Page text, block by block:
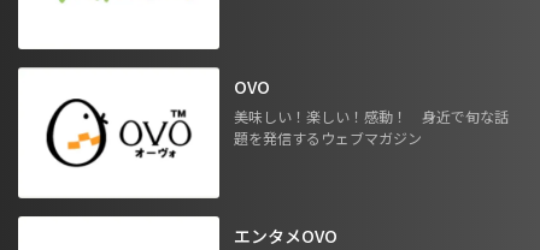
OVO
美味しい！楽しい！感動！ 身近で旬な話
題を発信するウェブマガジン
エンタメOVO